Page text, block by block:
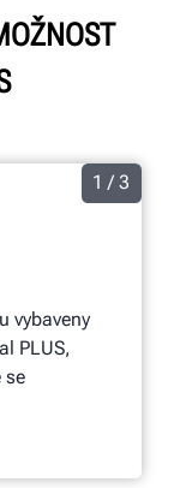
1 / 3
vybaveny
PLUS,
se